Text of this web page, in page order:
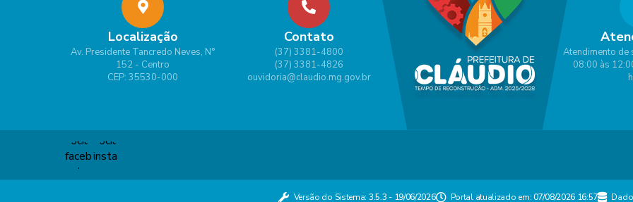
Localização
Av. Presidente Tancredo Neves, N°
152 - Centro
CEP: 35530-000
Contato
(37) 3381-4800
(37) 3381-4826
ouvidoria@claudio.mg.gov.br
Atendimento de
08:00 às
Versão do Sistema: 3.5.3 - 19/06/2026 Portal atualizado em:07/08/2026 16:57